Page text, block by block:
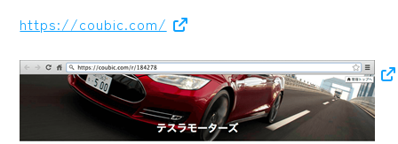
https://coubic.com/